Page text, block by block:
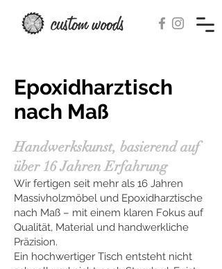
Epoxidharztisch
nach Maß
Handwerkskunst, basierend auf
über 16 Jahren Erfahrung
Wir fertigen seit mehr als 16 Jahren
Massivholzmöbel und Epoxidharztische
nach Maß – mit einem klaren Fokus auf
Qualität, Material und handwerkliche
Präzision.
Ein hochwertiger Tisch entsteht nicht